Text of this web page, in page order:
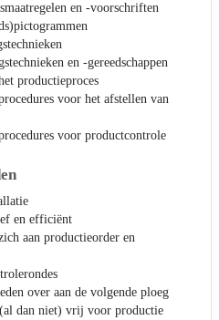
en -voorschriften
en -gereedschappen
productieproces
voor het afstellen van
voor productcontrole
en efficiënt
aan productieorder en
over aan de volgende ploeg
dan niet) vrij voor productie